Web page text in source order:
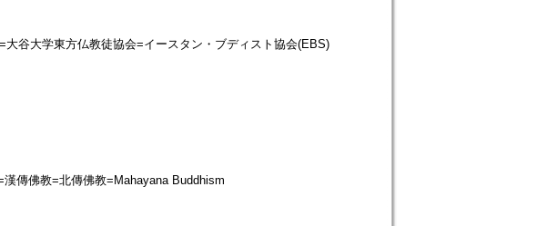
谷大学東方仏教徒協会=イースタン・ブディスト協会(EBS)
傳佛教=北傳佛教=Mahayana Buddhism